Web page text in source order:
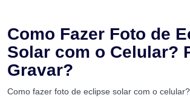
Como Fazer Foto de
Solar com o Celular?
Gravar?
Como fazer foto de eclipse solar com o